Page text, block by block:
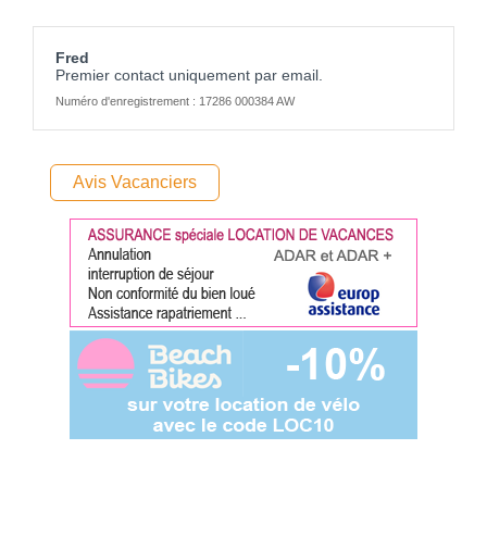
Fred
Premier contact uniquement par email.
Numéro d'enregistrement : 17286 000384 AW
Avis Vacanciers